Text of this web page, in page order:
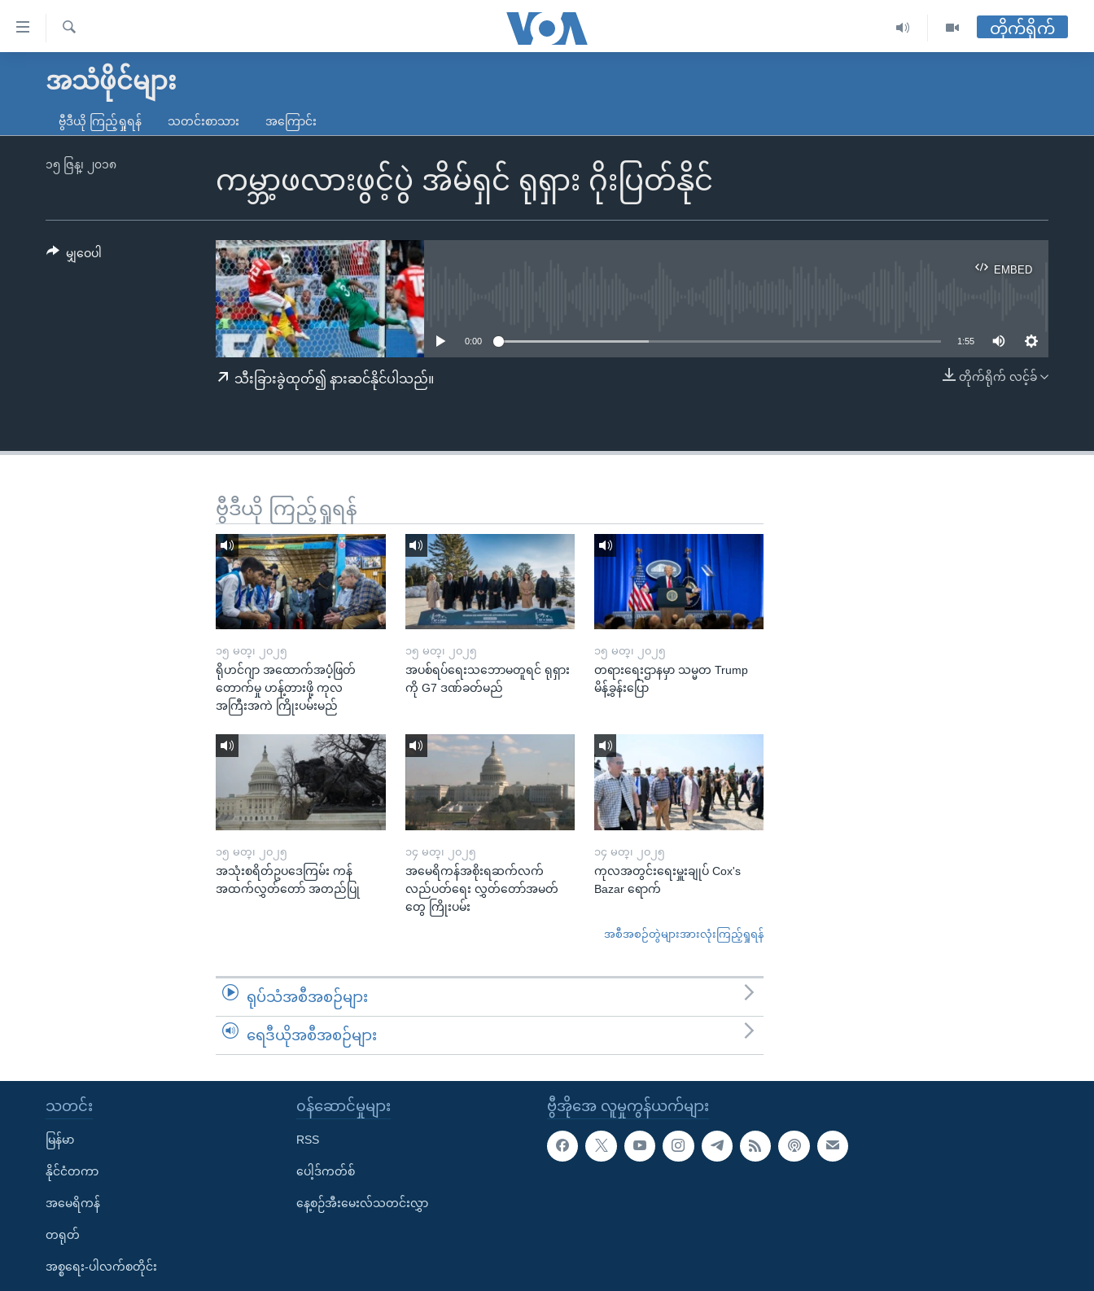
လွယ်ကူ
သည့်
ကျော်
မူလစာမျက်နှာ
ကမ္ဘာ့သတင်းများ
နိုင်ငံတကာ
တရုတ်
အစ္စရေး-ပါလက်စတိုင်း
ရပ်ဝန်းတခု လမ်းတခု အလွန်
အင်္ဂလိပ်စာလေ့လာမယ်
ရ
တိုက်ရိုက်
အသံဖိုင်များ
ဗွီဒီယို ကြည့်ရှုရန် သတင်းစာသား အကြောင်း
ကမ္ဘာ့ဖလားဖွင့်ပွဲ အိမ်ရှင် ရုရှား ဂိုးပြတ်နိုင်
၁၅ ဇြန္၊ ၂၀၁၈
EMBED
EMBED
0:00 1:55
တိုက်ရိုက် လင့်ခ်
သီးခြားခွဲထုတ်၍ နားဆင်နိုင်ပါသည်။
မျှဝေပါ
ဗွီဒီယို ကြည့်ရှုရန်
၁၅ မတ္၊ ၂၀၂၅
ရိုဟင်ဂျာ အထောက်အပံ့ဖြတ်
တောက်မှု ဟန့်တားဖို့ ကုလ
အကြီးအကဲ ကြိုးပမ်းမည်
၁၅ မတ္၊ ၂၀၂၅
အပစ်ရပ်ရေးသဘောမတူရင် ရုရှား
ကို G7 ဒဏ်ခတ်မည်
၁၅ မတ္၊ ၂၀၂၅
တရားရေးဌာနမှာ သမ္မတ Trump
မိန့်ခွန်းပြော
၁၅ မတ္၊ ၂၀၂၅
အသုံးစရိတ်ဥပဒေကြမ်း ကန်
အထက်လွှတ်တော် အတည်ပြု
၁၄ မတ္၊ ၂၀၂၅
အမေရိကန်အစိုးရဆက်လက်
လည်ပတ်ရေး လွှတ်တော်အမတ်
တွေ ကြိုးပမ်း
၁၄ မတ္၊ ၂၀၂၅
ကုလအတွင်းရေးမှူးချုပ် Cox's
Bazar ရောက်
အစီအစဉ်တွဲများအားလုံးကြည့်ရှုရန်
ရုပ်သံအစီအစဉ်များ
ရေဒီယိုအစီအစဉ်များ
ဗွီအိုအေ လူမှုကွန်ယက်များ
သတင်း
မြန်မာ
နိုင်ငံတကာ
အမေရိကန်
တရုတ်
အစ္စရေး-ပါလက်စတိုင်း
၀န်ဆောင်မှုများ
RSS
ပေါ့ဒ်ကတ်စ်
နေ့စဉ်အီးမေးလ်သတင်းလွှာ